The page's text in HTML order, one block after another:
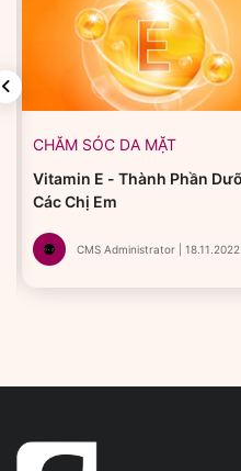
CHĂM SÓC DA MẶT
Vitamin E - Thành Phần
Các Chị Em
CMS Administrator | 18.11.2022